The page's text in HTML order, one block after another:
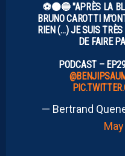
⚽️🟠🔵 "APRÈS LA
BRUNO CAROTTI
RIEN (…) JE SUIS TRÈS
DE FAIRE
PODCAST –
— Bertrand